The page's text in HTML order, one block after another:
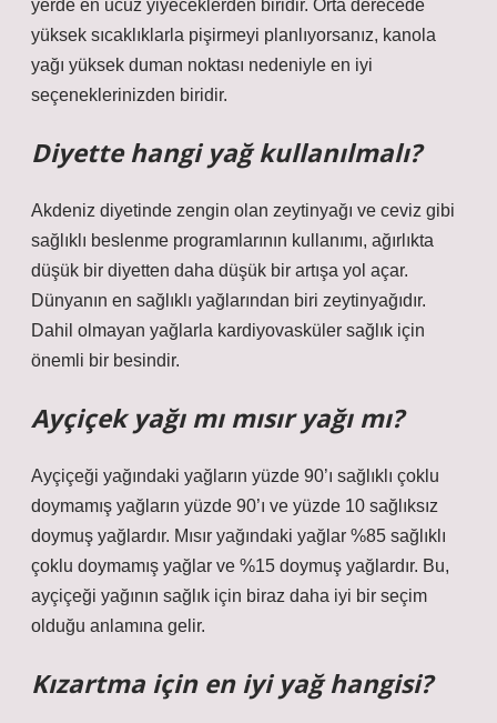
yerde en ucuz yiyeceklerden biridir. Orta derecede
yüksek sıcaklıklarla pişirmeyi planlıyorsanız, kanola
yağı yüksek duman noktası nedeniyle en iyi
seçeneklerinizden biridir.
Diyette hangi yağ kullanılmalı?
Akdeniz diyetinde zengin olan zeytinyağı ve ceviz gibi
sağlıklı beslenme programlarının kullanımı, ağırlıkta
düşük bir diyetten daha düşük bir artışa yol açar.
Dünyanın en sağlıklı yağlarından biri zeytinyağıdır.
Dahil olmayan yağlarla kardiyovasküler sağlık için
önemli bir besindir.
Ayçiçek yağı mı mısır yağı mı?
Ayçiçeği yağındaki yağların yüzde 90’ı sağlıklı çoklu
doymamış yağların yüzde 90’ı ve yüzde 10 sağlıksız
doymuş yağlardır. Mısır yağındaki yağlar %85 sağlıklı
çoklu doymamış yağlar ve %15 doymuş yağlardır. Bu,
ayçiçeği yağının sağlık için biraz daha iyi bir seçim
olduğu anlamına gelir.
Kızartma için en iyi yağ hangisi?